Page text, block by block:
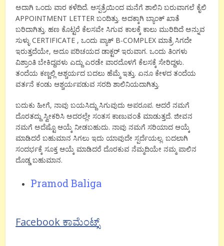
ಅದಾಗಿ ಒಂದು ವಾರ ಕಳೆದಿದೆ. ಆಸ್ಪತ್ರೆಯಿಂದ ಮನೆಗೆ ಶಾಲಿನಿ ಬರುವಾಗಲೆ ಕೈಲಿ
APPOINTMENT LETTER ಬಂದಿತ್ತು. ಅದಕ್ಕಾಗಿ ಬ್ಯಾಂಕ್ ಖಾತೆ
ಬರಿದಾಗಿತ್ತು. ಹಣ ಕೊಟ್ಟರೆ ಕೆಲಸವೇ ಸಿಗುವ ಕಾಲಕ್ಕೆ ಕಾಲು ಮುರಿದಿದೆ ಅನ್ನುವ
ಸುಳ್ಳು CERTIFICATE , ಒಂದು ಪ್ಯಾಕ್ B-COMPLEX ಮಾತ್ರೆ ಸಿಗದೇ
ಇರುತ್ತದೆಯೇ, ಅದೂ ಪರಿಚಯದ ಡಾಕ್ಟರ್ ಇರುವಾಗ. ಒಂದು ತಿಂಗಳು
ವಿಶ್ರಾಂತಿ ಬೇಕಿದ್ದವಳು ಎದ್ದು ಎರಡೇ ವಾರದೊಳಗೆ ಕೆಲಸಕ್ಕೆ ಸೇರಿದ್ದಳು.
ತಂದೆಯ ಕಣ್ಣಲ್ಲಿ ಆಶ್ಚರ್ಯದ ಬದಲು ಹೆಮ್ಮೆ ಇತ್ತು. ಏನೂ ಕೇಳದ ತಂದೆಯ
ವರ್ತನೆ ಕಂಡು ಆಶ್ಚರ್ಯಪಡುವ ಸರದಿ ಶಾಲಿನಿಯದಾಗಿತ್ತು.
ಬದುಕು ಹೀಗೆ, ನಾವು ಬಯಸಿದ್ದು ಸಿಗುವುದು ಅಪರೂಪ. ಆದರೆ ನಮಗೆ
ದೊರತದ್ದು ಸ್ವೀಕರಿಸಿ ಅದರಲ್ಲೇ ಸಂತಸ ಕಾಣುವಂತೆ ಮಾಡುತ್ತದೆ. ಜೀವನ
ನಮಗೆ ಅದೆಷ್ಟೊ ಆಯ್ಕೆ ನೀಡಬಹುದು. ನಾವು ನಮಗೆ ಸರಿಯಾದ ಆಯ್ಕೆ
ಮಾಡಿದರೆ ಬಹುಮಾನ ಸಿಗಲು ಇದು ಯಾವುದೇ ಸ್ಪರ್ದೆಯಲ್ಲ. ಬದಲಾಗಿ
ಸಂದರ್ಭಕ್ಕೆ ಸೂಕ್ತ ಆಯ್ಕೆ ಮಾಡಿದರೆ ದೊರಕುವ ನೆಮ್ಮದಿಯೇ ನಮ್ಮ ಪಾಲಿನ
ದೊಡ್ಡ ಬಹುಮಾನ.
Pramod Baliga
Facebook ಕಾಮೆಂಟ್ಸ್